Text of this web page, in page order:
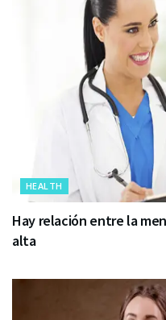
HEALTH
Hay relación entre la
alta